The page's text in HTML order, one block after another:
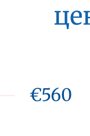
€560